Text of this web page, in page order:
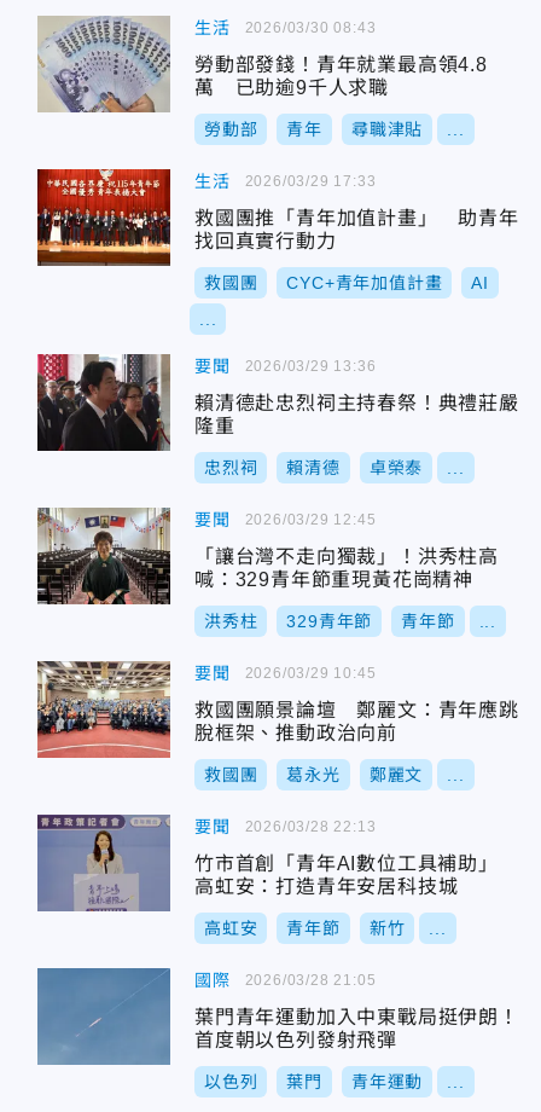
生活
勞動部發錢！青年就業最高領4.8
萬 已助逾9千人求職
勞動部 青年 尋職津貼
2026/03/30 08:43
生活
救國團推「青年加值計畫」 助青年
找回真實行動力
救國團 CYC+青年加值計畫 AI
2026/03/29 17:33
要聞
賴清德赴忠烈祠主持春祭！典禮莊嚴
隆重
忠烈祠 賴清德 卓榮泰
2026/03/29 13:36
要聞
「讓台灣不走向獨裁」！洪秀柱高
喊：329青年節重現黃花崗精神
洪秀柱 329青年節 青年節
2026/03/29 12:45
要聞
救國團願景論壇 鄭麗文：青年應跳
脫框架、推動政治向前
救國團 葛永光 鄭麗文
2026/03/29 10:45
要聞
竹市首創「青年AI數位工具補助」
高虹安：打造青年安居科技城
高虹安 青年節 新竹
2026/03/28 22:13
國際
葉門青年運動加入中東戰局挺伊朗！
首度朝以色列發射飛彈
以色列 葉門 青年運動
2026/03/28 21:05